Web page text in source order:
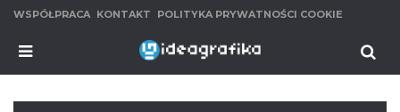
WSPÓŁPRACA KONTAKT POLITYKA PRYWATNOŚCI COOKIE